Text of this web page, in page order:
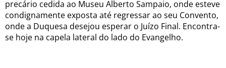
precário cedida ao Museu Alberto Sampaio, onde esteve
condignamente exposta até regressar ao seu Convento,
onde a Duquesa desejou esperar o Juízo Final. Encontra-
se hoje na capela lateral do lado do Evangelho.